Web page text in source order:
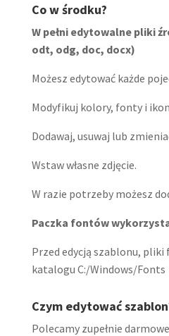
Co w środku?
W pełni edytowalne pliki
odt, odg, doc, docx)
Możesz edytować każde
Modyfikuj kolory, fonty i
Dodawaj, usuwaj lub
Wstaw własne zdjęcie.
W razie potrzeby możesz
Paczka fontów
Przed edycją szablonu,
katalogu C:/Windows/Fonts
Czym edytować
Polecamy zupełnie